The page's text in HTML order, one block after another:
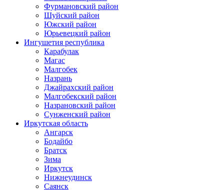
Фурмановский район
Шуйский район
Южский район
Юрьевецкий район
Ингушетия республика
Карабулак
Магас
Малгобек
Назрань
Джайрахский район
Малгобекский район
Назрановский район
Сунженский район
Иркутская область
Ангарск
Бодайбо
Братск
Зима
Иркутск
Нижнеудинск
Саянск